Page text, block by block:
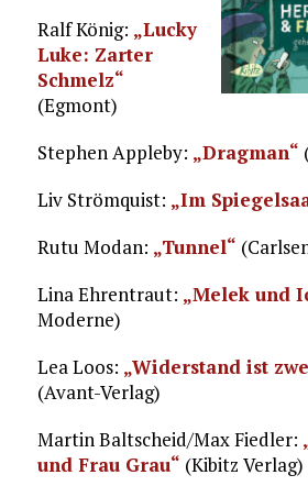
Ralf König: „Lucky
Luke: Zarter
Schmelz“
(Egmont)
Stephen Appleby: „Dragman“
Liv Strömquist: „Im
Rutu Modan: „Tunnel“
Lina Ehrentraut: „Melek und
Moderne)
Lea Loos: „Widerstand ist
(Avant-Verlag)
Martin Baltscheid/Max Fiedler:
und Frau Grau“ (Kibitz Verlag)